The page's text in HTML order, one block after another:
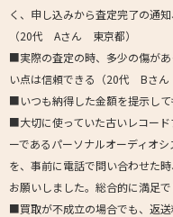
く、申し込みから査定完了の通
（20代 Aさん 東京都）
■実際の査定の時、多少の傷が
い点は信頼できる（20代 Bさん
■いつも納得した金額を提示し
■大切に使っていた古いレコー
ーであるパーソナルオーディオ
を、事前に電話で問い合わせた
お願いしました。総合的に満足
■買取が不成立の場合でも、返